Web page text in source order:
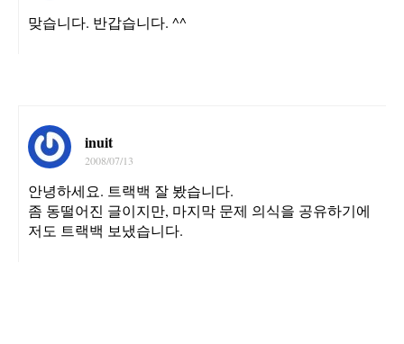
맞습니다. 반갑습니다. ^^
inuit
2008/07/13
안녕하세요. 트랙백 잘 봤습니다.
좀 동떨어진 글이지만, 마지막 문제 의식을 공유하기에
저도 트랙백 보냈습니다.